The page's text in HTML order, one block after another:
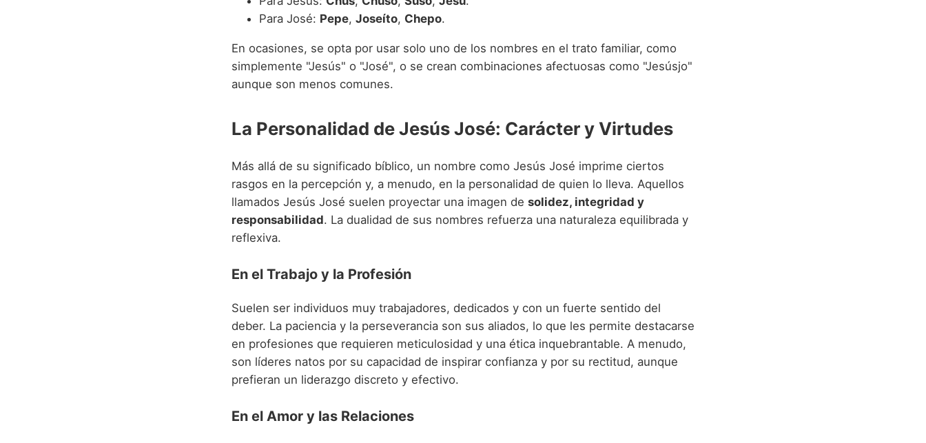
Para José: Pepe, Joseíto, Chepo.
En ocasiones, se opta por usar solo uno de los nombres en el trato familiar, como
simplemente "Jesús" o "José", o se crean combinaciones afectuosas como "Jesúsjo"
aunque son menos comunes.
La Personalidad de Jesús José: Carácter y Virtudes
Más allá de su significado bíblico, un nombre como Jesús José imprime ciertos
rasgos en la percepción y, a menudo, en la personalidad de quien lo lleva. Aquellos
llamados Jesús José suelen proyectar una imagen de solidez, integridad y
responsabilidad. La dualidad de sus nombres refuerza una naturaleza equilibrada y
reflexiva.
En el Trabajo y la Profesión
Suelen ser individuos muy trabajadores, dedicados y con un fuerte sentido del
deber. La paciencia y la perseverancia son sus aliados, lo que les permite destacarse
en profesiones que requieren meticulosidad y una ética inquebrantable. A menudo,
son líderes natos por su capacidad de inspirar confianza y por su rectitud, aunque
prefieran un liderazgo discreto y efectivo.
En el Amor y las Relaciones